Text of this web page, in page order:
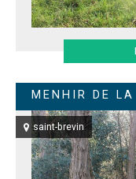
MENHIR DE
saint-brevin